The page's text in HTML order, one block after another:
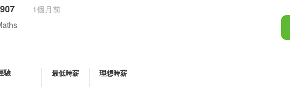
1個月前
驗 最低時薪 理想時薪